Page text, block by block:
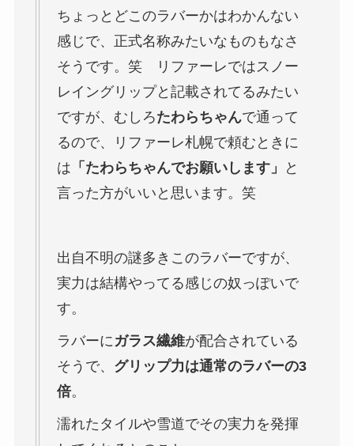
ちょっとどこのラバーかはわかんない
感じで、正式名称みたいなものもなさ
そうです。笑 リファーレではスノー
レイングリップと記載されてるみたい
ですが、むしろたわらちゃんで通って
るので、リファーレ札幌で頼むときに
は 「たわらちゃんでお願いします」
と
言った方がいいと思います。笑
出自不明の謎多きこのラバーですが、
実力は結構やってる感じの奴っぽいで
す。
ラバーにガラス繊維が配合されている
そうで、 グリップ力は通常のラバーの3
倍。
濡れたタイルや雪道でその実力を発揮